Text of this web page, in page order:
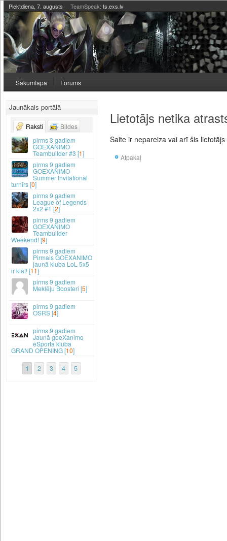
Piektdiena, 7. augusts TeamSpeak: ts.exs.lv
Sākumlapa Forums
Lietotājs netika
Saite ir nepareiza vai arī šis
Atpakaļ
Jaunākais portālā
Raksti
Bildes
3 gadiem
GOEXANIMO
Teambuilder #3 [1]
9 gadiem
GOEXANIMO
Summer Invitational
turnīrs [0]
9 gadiem
League of Legends
2x2 #1 [2]
9 gadiem
GOEXANIMO
Teambuilder
Weekend! [9]
9 gadiem
Pirmais GOEXANIMO
jaunā kluba LoL 5x5
ir klāt! [11]
9 gadiem
Meklēju Boosteri [5]
9 gadiem
OSRS [4]
9 gadiem
Jaunā goeXanimo
eSporta kluba
GRAND OPENING [10]
1 2 3 4 5